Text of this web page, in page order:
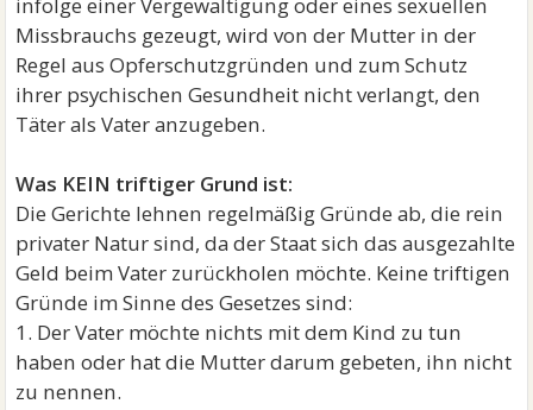
infolge einer Vergewaltigung oder eines sexuellen
Missbrauchs gezeugt, wird von der Mutter in der
Regel aus Opferschutzgründen und zum Schutz
ihrer psychischen Gesundheit nicht verlangt, den
Täter als Vater anzugeben.
Was KEIN triftiger Grund ist:
Die Gerichte lehnen regelmäßig Gründe ab, die rein
privater Natur sind, da der Staat sich das ausgezahlte
Geld beim Vater zurückholen möchte. Keine triftigen
Gründe im Sinne des Gesetzes sind:
1. Der Vater möchte nichts mit dem Kind zu tun
haben oder hat die Mutter darum gebeten, ihn nicht
zu nennen.